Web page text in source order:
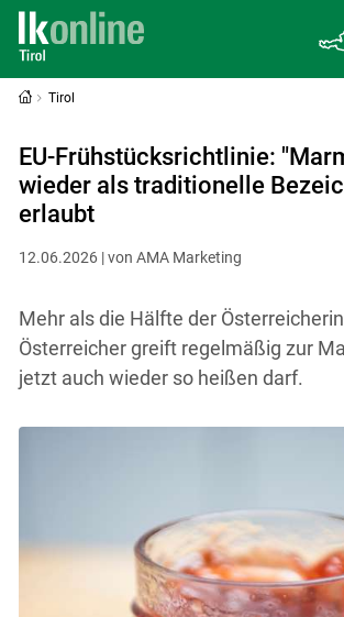
Tirol
EU-Frühstücksrichtlinie:
wieder als traditionelle
erlaubt
12.06.2026 | von AMA Marketing
Mehr als die Hälfte der
Österreicher greift regelmäßig zur
jetzt auch wieder so heißen darf.